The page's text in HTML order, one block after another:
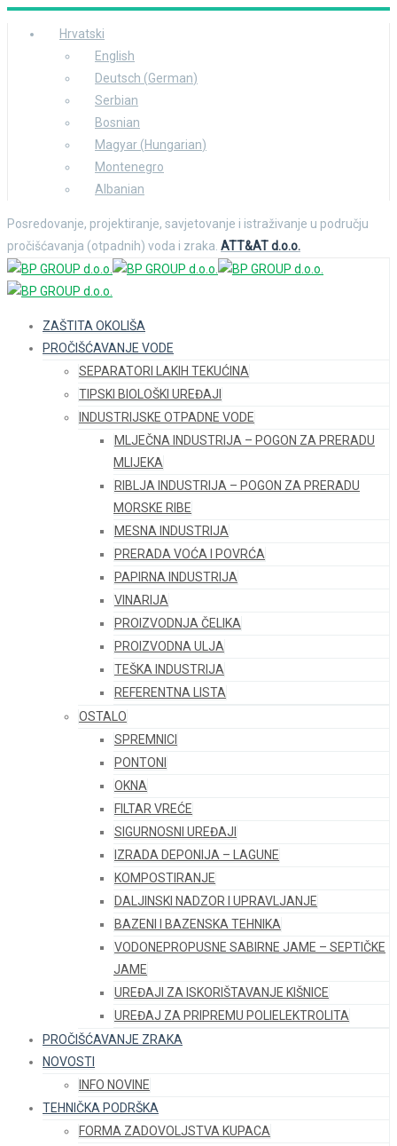
Hrvatski
English
Deutsch (German)
Serbian
Bosnian
Magyar (Hungarian)
Montenegro
Albanian
Posredovanje, projektiranje, savjetovanje i istraživanje u području
pročišćavanja (otpadnih) voda i zraka. ATT&AT d.o.o.
ZAŠTITA OKOLIŠA
PROČIŠĆAVANJE VODE
SEPARATORI LAKIH TEKUĆINA
TIPSKI BIOLOŠKI UREĐAJI
INDUSTRIJSKE OTPADNE VODE
MLJEČNA INDUSTRIJA – POGON ZA PRERADU
MLIJEKA
RIBLJA INDUSTRIJA – POGON ZA PRERADU
MORSKE RIBE
MESNA INDUSTRIJA
PRERADA VOĆA I POVRĆA
PAPIRNA INDUSTRIJA
VINARIJA
PROIZVODNJA ČELIKA
PROIZVODNA ULJA
TEŠKA INDUSTRIJA
REFERENTNA LISTA
OSTALO
SPREMNICI
PONTONI
OKNA
FILTAR VREĆE
SIGURNOSNI UREĐAJI
IZRADA DEPONIJA – LAGUNE
KOMPOSTIRANJE
DALJINSKI NADZOR I UPRAVLJANJE
BAZENI I BAZENSKA TEHNIKA
VODONEPROPUSNE SABIRNE JAME – SEPTIČKE
JAME
UREĐAJI ZA ISKORIŠTAVANJE KIŠNICE
UREĐAJ ZA PRIPREMU POLIELEKTROLITA
PROČIŠĆAVANJE ZRAKA
NOVOSTI
INFO NOVINE
TEHNIČKA PODRŠKA
FORMA ZADOVOLJSTVA KUPACA